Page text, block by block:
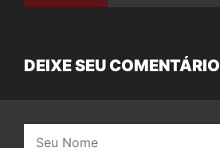
DEIXE SEU COMENTÁRIO